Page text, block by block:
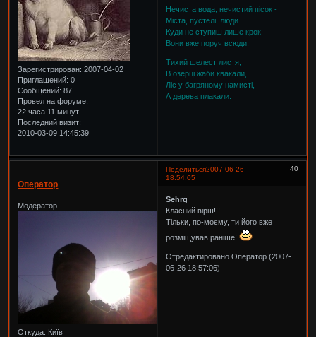
Зарегистрирован: 2007-04-02
Приглашений: 0
Сообщений: 87
Провел на форуме:
22 часа 11 минут
Последний визит:
2010-03-09 14:45:39
Нечиста вода, нечистий пісок -
Міста, пустелі, люди.
Куди не ступиш лише крок -
Вони вже поруч всюди.
Тихий шелест листя,
В озерці жаби квакали,
Ліс у багряному намисті,
А дерева плакали.
Поделиться 40
2007-06-26
18:54:05
Оператор
Модератор
Откуда: Київ
Sehrg
Класний вірш!!!
Тільки, по-моєму, ти його вже
розміщував раніше!
Отредактировано Оператор (2007-
06-26 18:57:06)